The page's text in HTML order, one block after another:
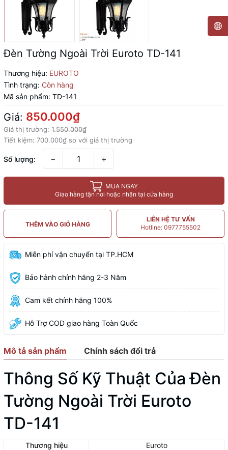
Đèn Tường Ngoài Trời Euroto TD-141
Thương hiệu: EUROTO
Tình trạng: Còn hàng
Mã sản phẩm: TD-141
Giá: 850.000₫
Giá thị trường: 1.550.000₫
Tiết kiệm: 700.000₫ so với giá thị trường
Số lượng: − +
MUA NGAY
Giao hàng tận nơi hoặc nhận tại cửa hàng
THÊM VÀO GIỎ HÀNG
LIÊN HỆ TƯ VẤN
Hotline: 0977755502
Miễn phí vận chuyển tại TP.HCM
Bảo hành chính hãng 2-3 Năm
Cam kết chính hãng 100%
Hỗ Trợ COD giao hàng Toàn Quốc
Mô tả sản phẩm Chính sách đổi trả
Thông Số Kỹ Thuật Của Đèn
Tường Ngoài Trời Euroto
TD-141
Thương hiệu
Euroto